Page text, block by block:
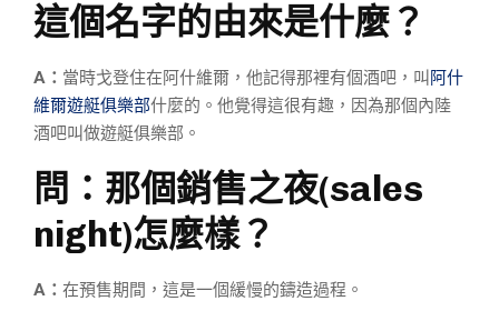
這個名字的由來是什麼？
A： 當時戈登住在阿什維爾，他記得那裡有個酒吧，叫 阿什
維爾遊艇俱樂部什麼的。他覺得這很有趣，因為那個內陸
酒吧叫做遊艇俱樂部。
問：那個銷售之夜(sales
night)怎麼樣？
A： 在預售期間，這是一個緩慢的鑄造過程。